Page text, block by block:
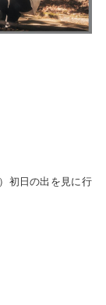
初日の出を見に行